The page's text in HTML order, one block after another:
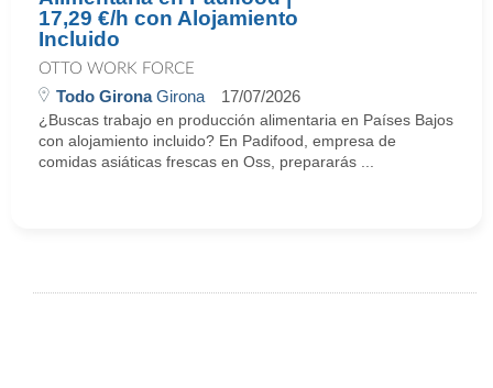
17,29 €/h con Alojamiento
Incluido
OTTO WORK FORCE
Todo GironaGirona 17/07/2026
¿Buscas trabajo en producción alimentaria en Países Bajos
con alojamiento incluido? En Padifood, empresa de
comidas asiáticas frescas en Oss, prepararás ...